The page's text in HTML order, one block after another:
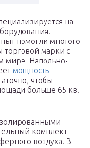
на
помогли многого
торговой марки с
мире. Напольно-
мощность
чтобы
больше 65 кв.
комплект
воздуха. В